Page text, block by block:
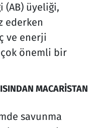
(AB) üyeliği,
ederken
ve enerji
önemli bir
MACARİSTAN
savunma